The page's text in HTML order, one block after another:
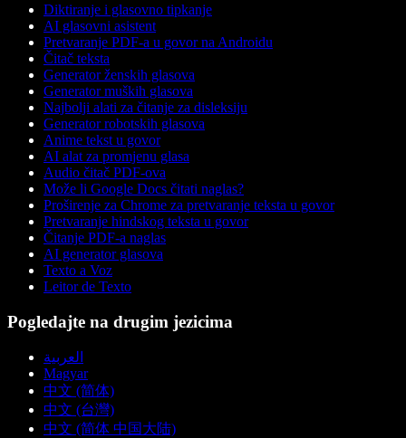
Diktiranje i glasovno tipkanje
AI glasovni asistent
Pretvaranje PDF-a u govor na Androidu
Čitač teksta
Generator ženskih glasova
Generator muških glasova
Najbolji alati za čitanje za disleksiju
Generator robotskih glasova
Anime tekst u govor
AI alat za promjenu glasa
Audio čitač PDF-ova
Može li Google Docs čitati naglas?
Proširenje za Chrome za pretvaranje teksta u govor
Pretvaranje hindskog teksta u govor
Čitanje PDF-a naglas
AI generator glasova
Texto a Voz
Leitor de Texto
Pogledajte na drugim jezicima
العربية
Magyar
中文 (简体)
中文 (台灣)
中文 (简体 中国大陆)